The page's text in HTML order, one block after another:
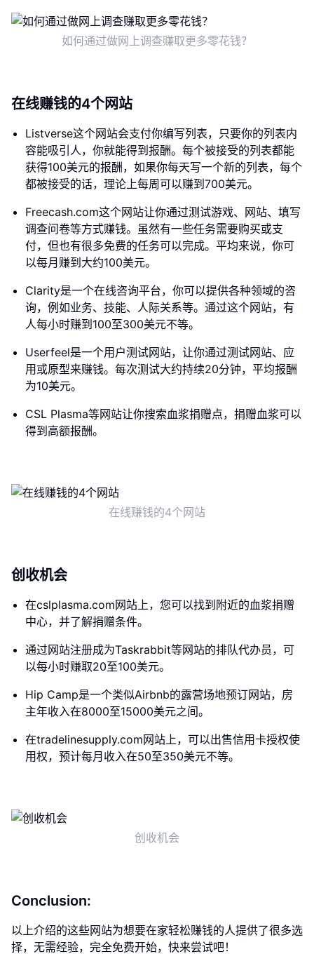
如何通过做网上调查赚取更多零花钱？
在线赚钱的4个网站
Listverse这个网站会支付你编写列表，只要你的列表内
容能吸引人，你就能得到报酬。每个被接受的列表都能
获得100美元的报酬，如果你每天写一个新的列表，每个
都被接受的话，理论上每周可以赚到700美元。
Freecash.com这个网站让你通过测试游戏、网站、填写
调查问卷等方式赚钱。虽然有一些任务需要购买或支
付，但也有很多免费的任务可以完成。平均来说，你可
以每月赚到大约100美元。
Clarity是一个在线咨询平台，你可以提供各种领域的咨
询，例如业务、技能、人际关系等。通过这个网站，有
人每小时赚到100至300美元不等。
Userfeel是一个用户测试网站，让你通过测试网站、应
用或原型来赚钱。每次测试大约持续20分钟，平均报酬
为10美元。
CSL Plasma等网站让你搜索血浆捐赠点，捐赠血浆可以
得到高额报酬。
在线赚钱的4个网站
创收机会
在cslplasma.com网站上，您可以找到附近的血浆捐赠
中心，并了解捐赠条件。
通过网站注册成为Taskrabbit等网站的排队代办员，可
以每小时赚取20至100美元。
Hip Camp是一个类似Airbnb的露营场地预订网站，房
主年收入在8000至15000美元之间。
在tradelinesupply.com网站上，可以出售信用卡授权使
用权，预计每月收入在50至350美元不等。
创收机会
Conclusion:
以上介绍的这些网站为想要在家轻松赚钱的人提供了很多选
择，无需经验，完全免费开始，快来尝试吧！